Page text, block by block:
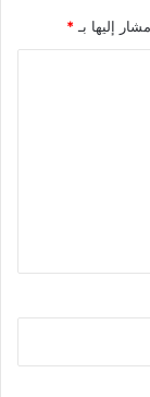
إليها بـ *